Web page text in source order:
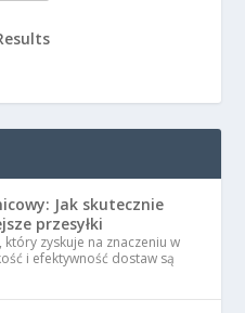
Jak skutecznie
przesyłki
zyskuje na znaczeniu w
i efektywność dostaw są